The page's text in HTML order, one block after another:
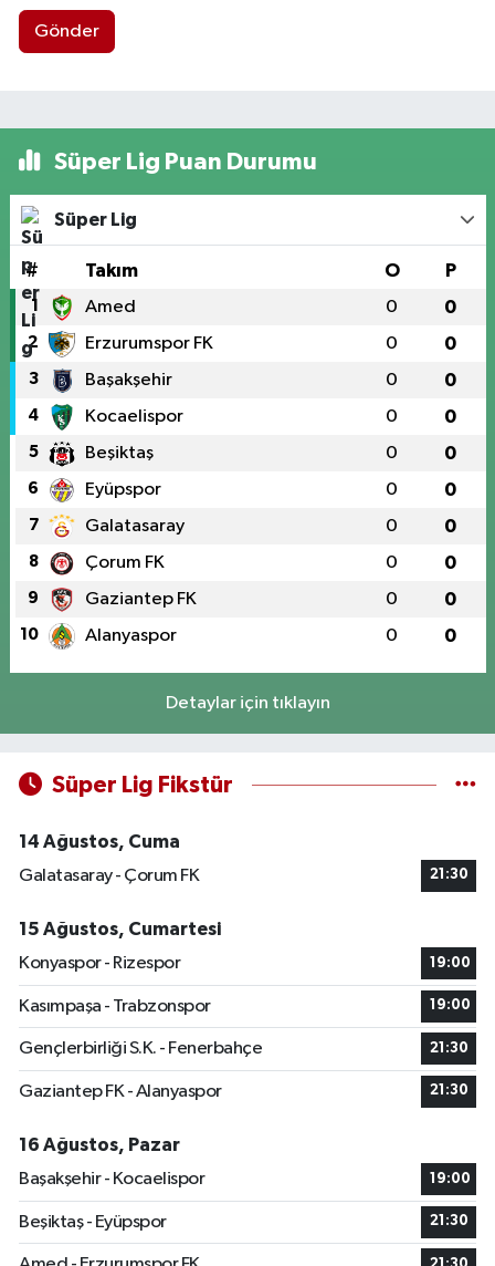
Gönder
Süper Lig Puan Durumu
Süper Lig
# Takım O P
1 Amed 0 0
2 Erzurumspor FK 0 0
3 Başakşehir 0 0
4 Kocaelispor 0 0
5 Beşiktaş 0 0
6 Eyüpspor 0 0
7 Galatasaray 0 0
8 Çorum FK 0 0
9 Gaziantep FK 0 0
10 Alanyaspor 0 0
Detaylar için tıklayın
Süper Lig Fikstür
14 Ağustos, Cuma
Galatasaray - Çorum FK
21:30
15 Ağustos, Cumartesi
Konyaspor - Rizespor
19:00
Kasımpaşa - Trabzonspor 19:00
Gençlerbirliği S.K. - Fenerbahçe 21:30
Gaziantep FK - Alanyaspor 21:30
16 Ağustos, Pazar
Başakşehir - Kocaelispor
19:00
Beşiktaş - Eyüpspor 21:30